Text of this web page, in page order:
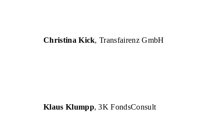
Christina Kick, Transfairenz GmbH
Klaus Klumpp, 3K FondsConsult